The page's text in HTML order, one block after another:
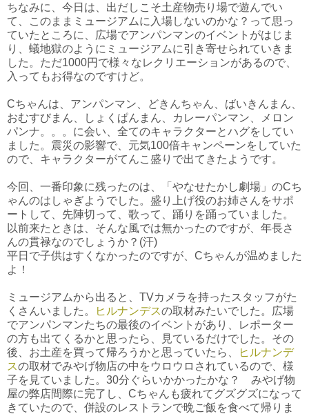
ちなみに、今日は、出だしこそ土産物売り場で遊んでい
て、このままミュージアムに入場しないのかな？って思っ
ていたところに、広場でアンパンマンのイベントがはじま
り、蟻地獄のようにミュージアムに引き寄せられていきま
した。ただ1000円で様々なレクリエーションがあるので、
入ってもお得なのですけど。
Cちゃんは、アンパンマン、どきんちゃん、ばいきんまん、
おむすびまん、しょくぱんまん、カレーパンマン、メロン
パンナ。。。に会い、全てのキャラクターとハグをしてい
ました。震災の影響で、元気100倍キャンペーンをしていた
ので、キャラクターがてんこ盛りで出てきたようです。
今回、一番印象に残ったのは、「やなせたかし劇場」のCち
ゃんのはしゃぎようでした。盛り上げ役のお姉さんをサポ
ートして、先陣切って、歌って、踊りを踊っていました。
以前来たときは、そんな風では無かったのですが、年長さ
んの貫禄なのでしょうか？(汗)
平日で子供はすくなかったのですが、Cちゃんが温めました
よ！
ミュージアムから出ると、TVカメラを持ったスタッフがた
くさんいました。
ヒルナンデスの取材みたいでした。広場
でアンパンマンたちの最後のイベントがあり、レポーター
の方も出てくるかと思ったら、見ているだけでした。その
後、お土産を買って帰ろうかと思っていたら、
ヒルナンデ
スの取材でみやげ物店の中をウロウロされているので、様
子を見ていました。30分ぐらいかかったかな？ みやげ物
屋の弊店間際に完了し、Cちゃんも疲れてグズグズになって
きていたので、併設のレストランで晩ご飯を食べて帰りま